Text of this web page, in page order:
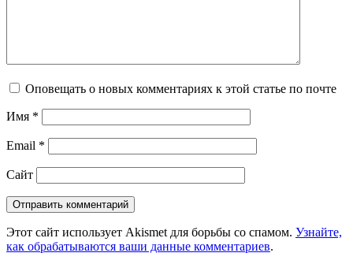
Оповещать о новых комментариях к этой статье по почте
Имя *
Email *
Сайт
Этот сайт использует Akismet для борьбы со спамом. Узнайте,
как обрабатываются ваши данные комментариев.